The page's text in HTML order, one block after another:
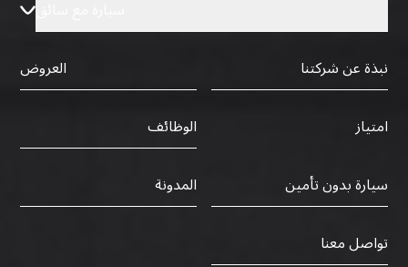
نبذة عن شركتنا
العروض
امتياز
الوظائف
سيارة بدون تأمين
المدونة
تواصل معنا